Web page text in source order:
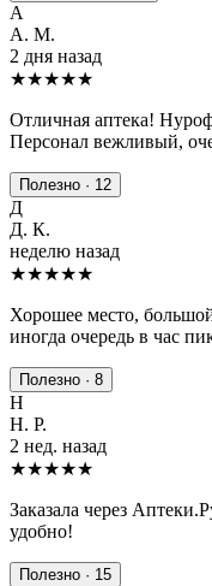
А
А. М.
2 дня назад
★★★★★
Отличная аптека!
Персонал вежливый,
Полезно · 12
Д
Д. К.
неделю назад
★★★★★
Хорошее место,
иногда очередь в час
Полезно · 8
Н
Н. Р.
2 нед. назад
★★★★★
Заказала через
удобно!
Полезно · 15